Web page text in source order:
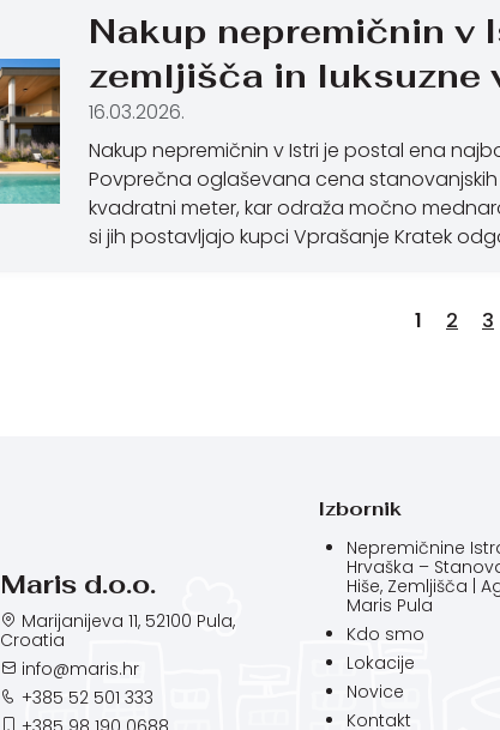
Nakup nepremičnin v
zemljišča in luksuzne
16.03.2026.
Nakup nepremičnin v Istri je postal ena
Povprečna oglaševana cena
kvadratni meter, kar odraža močno
si jih postavljajo kupci Vprašanje Kratek
1 2 3
Maris d.o.o.
Marijanijeva 11, 52100 Pula,
Croatia
info@maris.hr
+385 52 501 333
Izbornik
Nepremičnine
Hrvaška –
Hiše, Zemljišča |
Maris Pula
Kdo smo
Lokacije
Novice
Kontakt